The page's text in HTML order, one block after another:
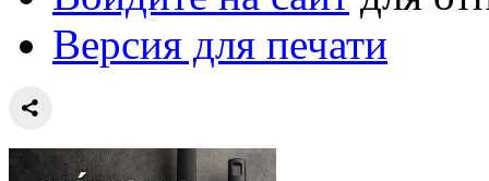
Версия для печати